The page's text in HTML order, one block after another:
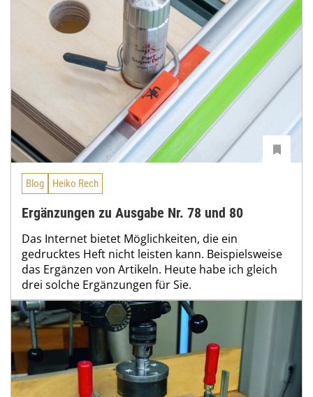
Blog Heiko Rech
Ergänzungen zu Ausgabe Nr. 78 und 80
Das Internet bietet Möglichkeiten, die ein
gedrucktes Heft nicht leisten kann. Beispielsweise
das Ergänzen von Artikeln. Heute habe ich gleich
drei solche Ergänzungen für Sie.